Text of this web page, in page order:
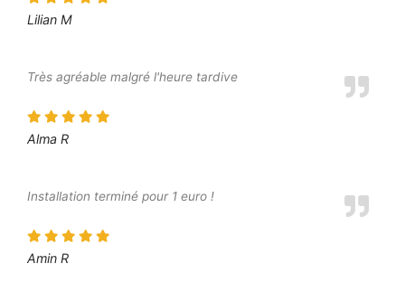
Lilian M
Très agréable malgré l'heure tardive
Alma R
Installation terminé pour 1 euro !
Amin R